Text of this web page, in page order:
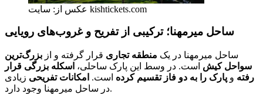
عکس از: سایت kishtickets.com
ساحل میرمهنا؛ ترکیبی از تفریح و غروب‌های رویایی
ساحل میرمهنا در یک منطقه تجاری قرار گرفته و از بزرگ‌ترین
سواحل کیش است. در وسط این پارک ساحلی، اسکله بزرگی قرار
‌رفته و پارک را به دو فاز تقسیم کرده است. امکانات تفریحی زیادی
در ساحل میرمهنا وجود دارد.